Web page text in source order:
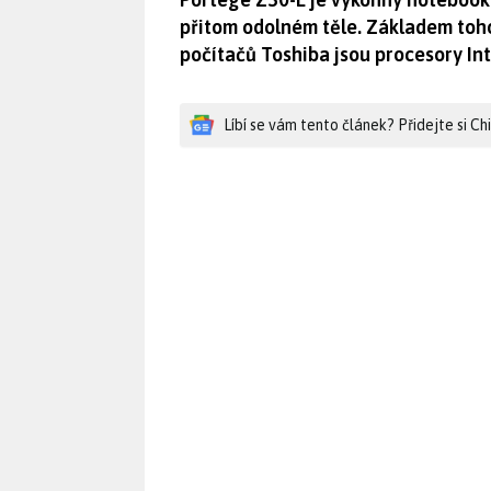
přitom odolném těle. Základem
počítačů Toshiba jsou procesory
Líbí se vám tento článek? Přidejte si